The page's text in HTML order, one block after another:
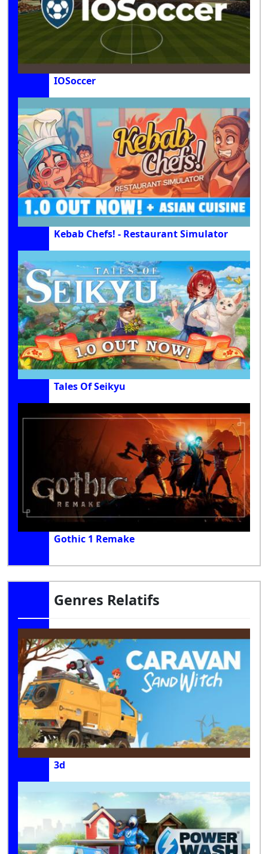
IOSoccer
Kebab Chefs! - Restaurant Simulator
Tales Of Seikyu
Gothic 1 Remake
Genres Relatifs
3d